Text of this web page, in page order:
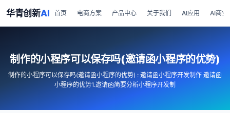
华青创新AI 首页 电商方案 产品中心 关于我们 AI应用 AI商业
制作的小程序可以保存吗(邀请函小程序的优势)
制作的小程序可以保存吗(邀请函小程序的优势) : 邀请函小程序开发制作 邀请函
小程序的优势1.邀请函简要分析小程序开发制